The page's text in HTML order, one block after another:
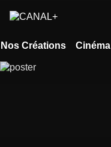
Nos Créations Cinéma